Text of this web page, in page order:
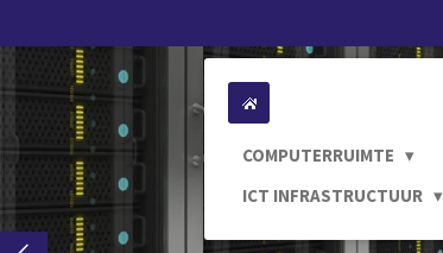
direct
hoofdinhoud
COMPUTERRUIMTE
ICT INFRASTRUCTUUR